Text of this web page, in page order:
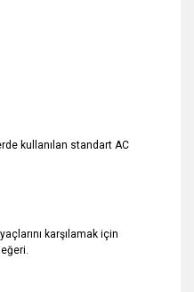
kullanılan standart AC
karşılamak için